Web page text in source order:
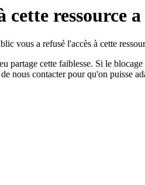
cette ressource
vous a refusé l'accès à cette
partage cette faiblesse. Si le
nous contacter pour qu'on puisse